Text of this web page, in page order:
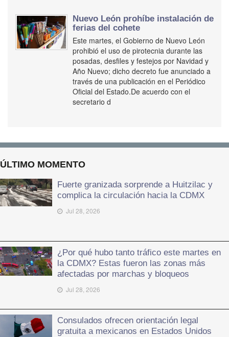
Nuevo León prohíbe instalación de
ferias del cohete
Este martes, el Gobierno de Nuevo León
prohibió el uso de pirotecnia durante las
posadas, desfiles y festejos por Navidad y
Año Nuevo; dicho decreto fue anunciado a
través de una publicación en el Periódico
Oficial del Estado.De acuerdo con el
secretario d
ÚLTIMO MOMENTO
Fuerte granizada sorprende a Huitzilac y
complica la circulación hacia la CDMX
Jul 28, 2026
¿Por qué hubo tanto tráfico este martes en
la CDMX? Estas fueron las zonas más
afectadas por marchas y bloqueos
Jul 28, 2026
Consulados ofrecen orientación legal
gratuita a mexicanos en Estados Unidos